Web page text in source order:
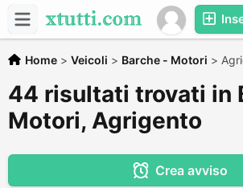
Home > Veicoli > Barche - Motori >
44 risultati trovati in
Motori, Agrigento
Crea avviso